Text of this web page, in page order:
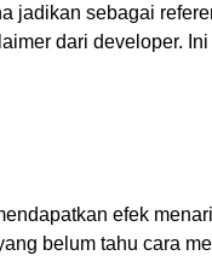
jadikan sebagai
dari developer. Ini
efek
belum tahu cara